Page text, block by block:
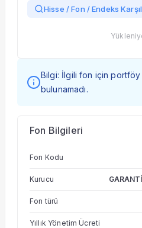
Hisse / Fon / Endeks
Bilgi: İlgili fon için portföy
bulunamadı.
Fon Bilgileri
Fon Kodu
Kurucu
Fon türü
Yıllık Yönetim Ücreti